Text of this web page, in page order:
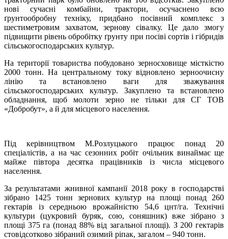
нові сучасні комбайни, трактори, осучаснено всю
ґрунтообробну техніку, придбано посівний комплекс з
шестиметровим захватом, зернову сівалку. Це дало змогу
підвищити рівень обробітку ґрунту при посіві сортів і гібридів
сільськогосподарських культур.
На території товариства побудовано зерносховище місткістю
2000 тонн. На центральному току відновлено зерноочисну
лінію та встановлено ваги для зважування
сільськогосподарських культур. Закуплено та встановлено
обладнання, щоб молоти зерно не тільки для СГ ТОВ
«Добробут», а й для місцевого населення.
Під керівництвом М.Розлуцького працює понад 20
спеціалістів, а на час сезонних робіт очільник винаймає ще
майже півтора десятка працівників із числа місцевого
населення.
За результатами жнивної кампанії 2018 року в господарстві
зібрано 1425 тонн зернових культур на площі понад 260
гектарів із середньою врожайністю 54,6 цнт/га. Технічні
культури (цукровий буряк, сою, соняшник) вже зібрано з
площі 375 га (понад 88% від загальної площі). З 200 гектарів
стовідсотково зібраний озимий ріпак, загалом – 940 тонн.